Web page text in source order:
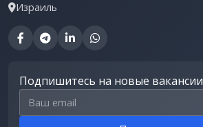
Израиль
Подпишитесь на новые вакансии
Email для подписки